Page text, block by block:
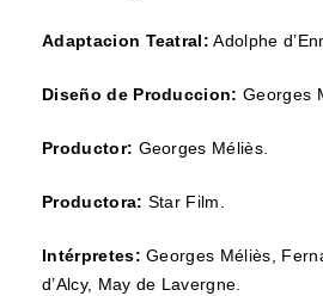
Adaptacion Teatral: Adolphe
Diseño de Produccion: Georges
Productor: Georges Méliès.
Productora: Star Film
Intérpretes: Georges Méliès,
d’Alcy, May de Lavergne.